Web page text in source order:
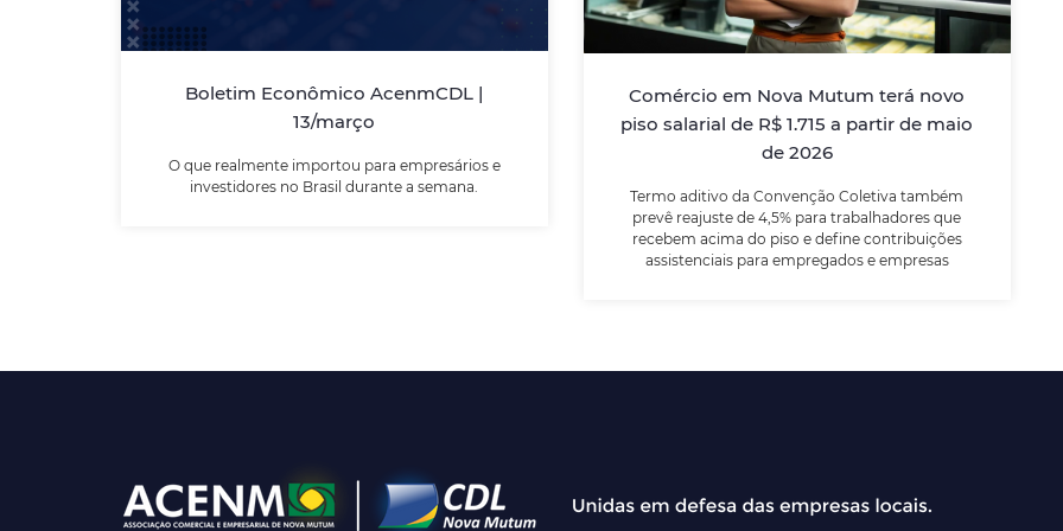
Boletim Econômico AcenmCDL |
13/março
O que realmente importou para empresários e
investidores no Brasil durante a semana.
empresários e investidores no Brasil
LEIA MAIS
Comércio em Nova Mutum terá novo
piso salarial de R$ 1.715 a partir de maio
de 2026
Termo aditivo da Convenção Coletiva também
prevê reajuste de 4,5% para trabalhadores que
recebem acima do piso e define contribuições
assistenciais para empregados e empresas
Termo aditivo da Convenção Coletiva
trabalhadores que recebem acima do piso e
define contribuições assistenciais para
empregados e empresas
LEIA MAIS